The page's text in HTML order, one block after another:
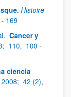
Histoire
169
Cancer y
110, 100 -
ciencia
2008; 42 (2),